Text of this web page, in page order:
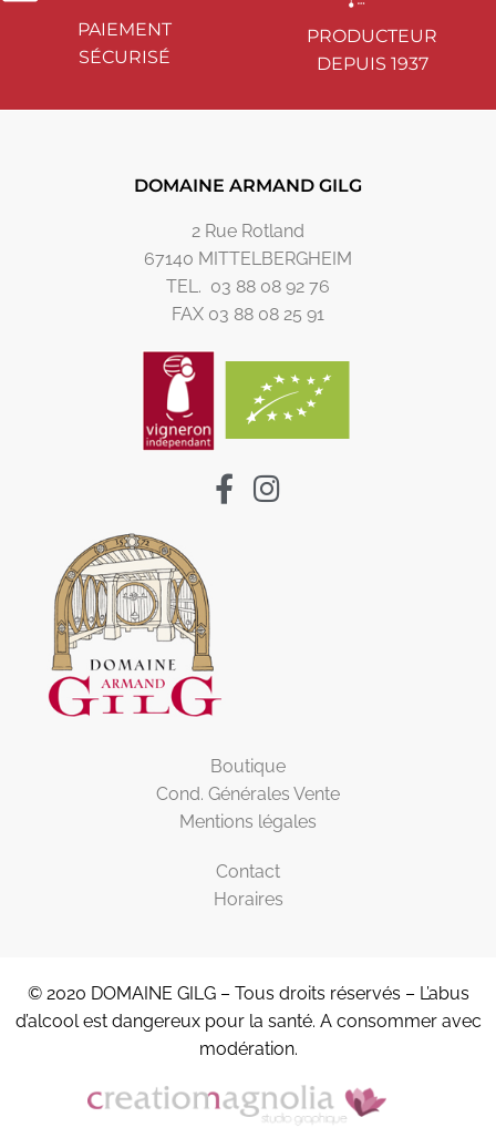
PAIEMENT
SÉCURISÉ
PRODUCTEUR
DEPUIS 1937
DOMAINE ARMAND GILG
2 Rue Rotland
67140 MITTELBERGHEIM
TEL. 03 88 08 92 76
FAX 03 88 08 25 91
Boutique
Cond. Générales Vente
Mentions légales
Contact
Horaires
© 2020 DOMAINE GILG – Tous droits réservés – L’abus
d’alcool est dangereux pour la santé. A consommer avec
modération.